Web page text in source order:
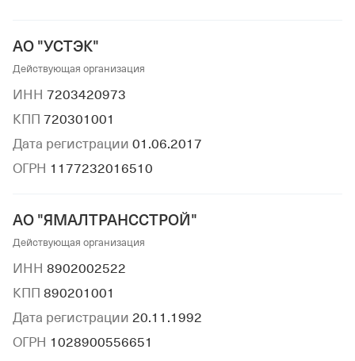
АО "УСТЭК"
Действующая организация
ИНН 7203420973
КПП 720301001
Дата регистрации 01.06.2017
ОГРН 1177232016510
АО "ЯМАЛТРАНССТРОЙ"
Действующая организация
ИНН 8902002522
КПП 890201001
Дата регистрации 20.11.1992
ОГРН 1028900556651